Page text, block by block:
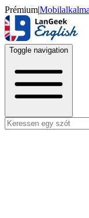
Prémium|
Toggle navigation